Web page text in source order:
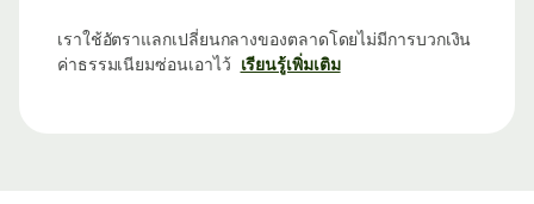
เราใช้อัตราแลกเปลี่ยนกลางของตลาดโดยไม่มีการบวกเงิน
ค่าธรรมเนียมซ่อนเอาไว้ เรียนรู้เพิ่มเติม